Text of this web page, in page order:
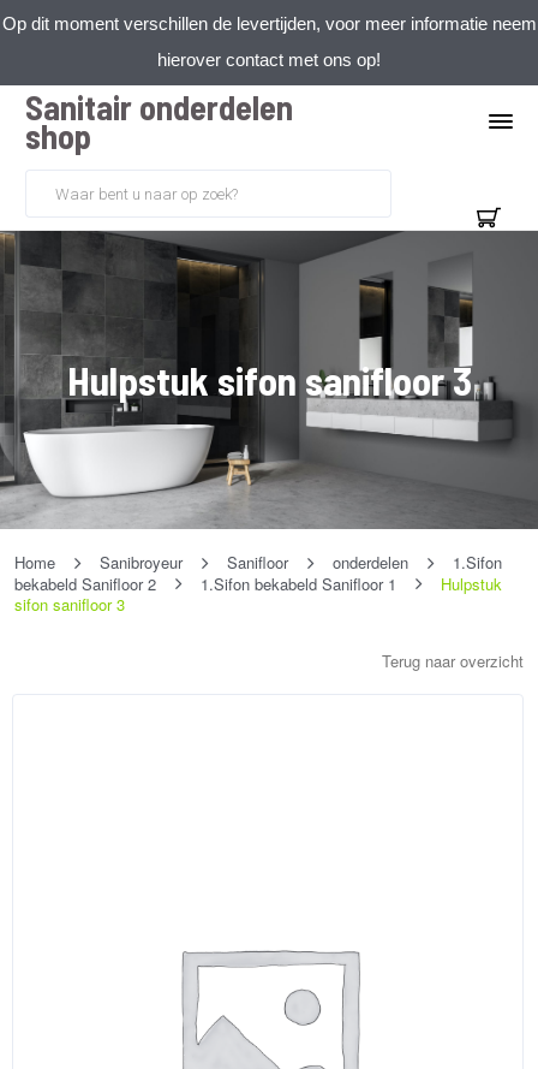
Op dit moment verschillen de levertijden, voor meer informatie neem
hierover contact met ons op!
Sanitair onderdelen
shop
Hulpstuk sifon sanifloor 3
Home Sanibroyeur Sanifloor onderdelen
1.Sifon
bekabeld Sanifloor 2
1.Sifon bekabeld Sanifloor 1
Hulpstuk
sifon sanifloor 3
Terug naar overzicht